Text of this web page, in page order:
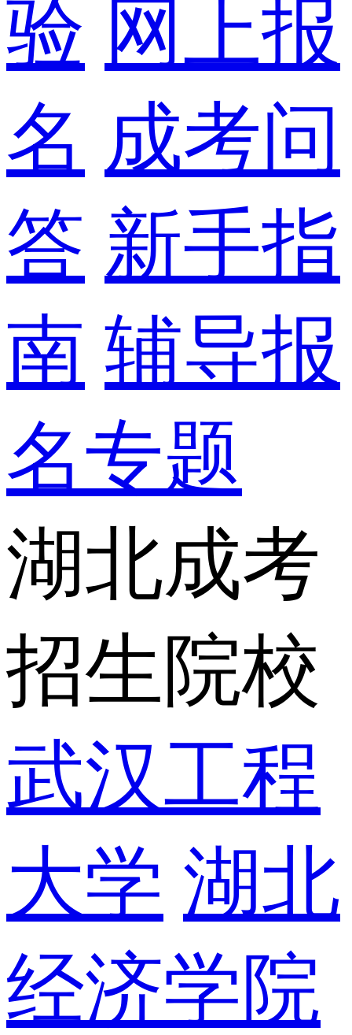
验 网上报
名 成考问
答 新手指
南 辅导报
名专题
湖北成考
招生院校
武汉工程
大学 湖北
经济学院